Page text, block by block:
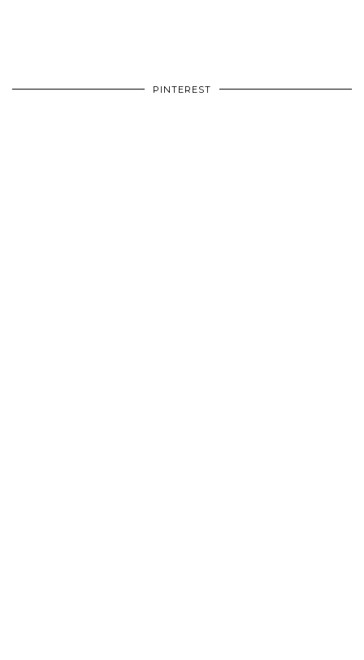
PINTEREST